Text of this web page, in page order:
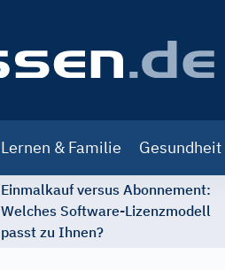
Lernen & Familie Gesundheit
Einmalkauf versus Abonnement:
Welches Software-Lizenzmodell
passt zu Ihnen?